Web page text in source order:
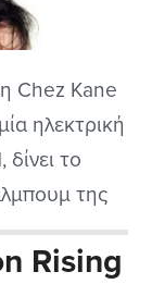
Chez Kane
ηλεκτρική
το
της
τις ρίζες
‘90, όπως
Rising